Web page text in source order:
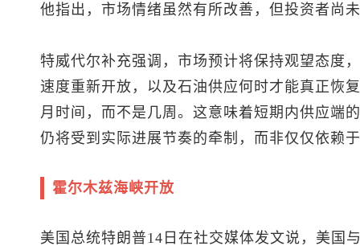
他指出，市场情绪虽然有所改善，但投资者尚
特威代尔补充强调，市场预计将保持观望态度
速度重新开放，以及石油供应何时才能真正恢
月时间，而不是几周。这意味着短期内供应端
仍将受到实际进展节奏的牵制，而非仅仅依赖
霍尔木兹海峡开放
美国总统特朗普14日在社交媒体发文说，美国